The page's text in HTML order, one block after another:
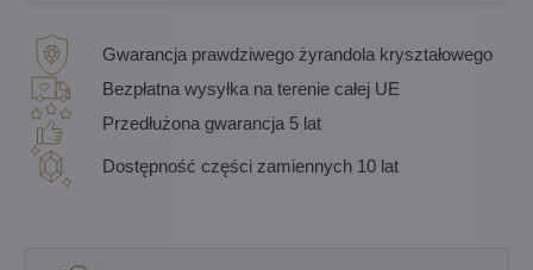
Gwarancja prawdziwego żyrandola kryształowego
Bezpłatna wysyłka na terenie całej UE
Przedłużona gwarancja 5 lat
Dostępność części zamiennych 10 lat